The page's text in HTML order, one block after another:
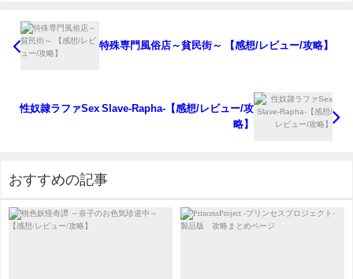
特殊専門風俗店～貧民街～ 【感想/レビュー/攻略】
性奴隷ラファSex Slave-Rapha-【感想/レビュー/攻
略】
おすすめの記事